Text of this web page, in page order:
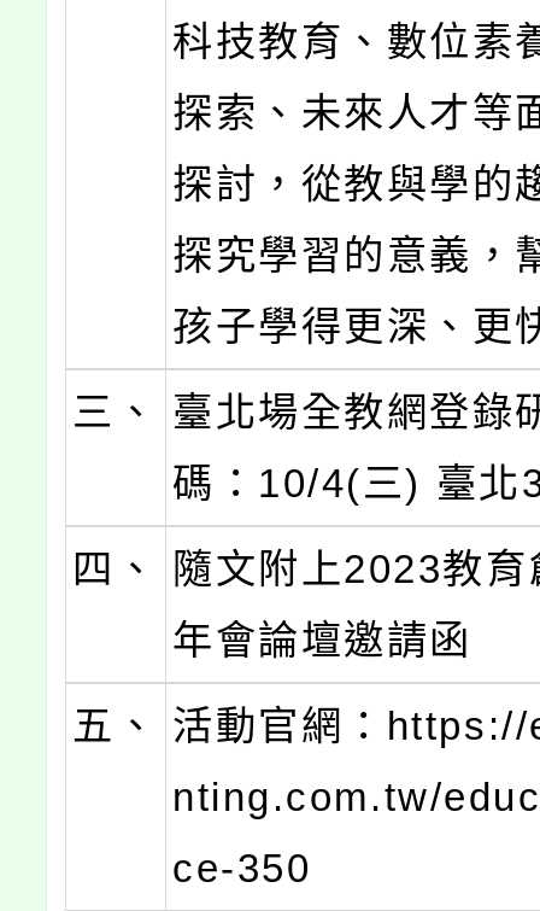
科技教育、數位素
探索、未來人才等
探討，從教與學的
探究學習的意義，
孩子學得更深、更
三、
臺北場全教網登錄
碼：10/4(三) 臺北
四、
隨文附上2023教
年會論壇邀請函
五、
活動官網：
nting.com.tw/
ce-350